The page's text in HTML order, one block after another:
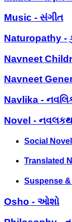
Music - સંગીત
Naturopathy -
Navneet
Navneet
Navlika -
Novel -
Social Novel
Translated
Suspense
Osho - ઓશો